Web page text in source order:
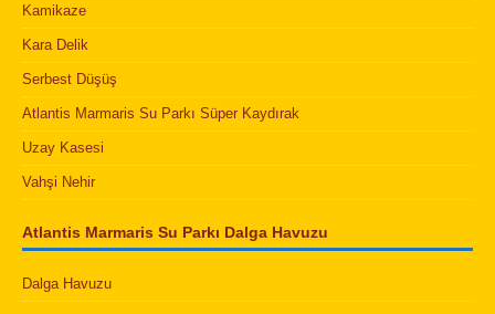
Kamikaze
Kara Delik
Serbest Düşüş
Atlantis Marmaris Su Parkı Süper Kaydırak
Uzay Kasesi
Vahşi Nehir
Atlantis Marmaris Su Parkı Dalga Havuzu
Dalga Havuzu